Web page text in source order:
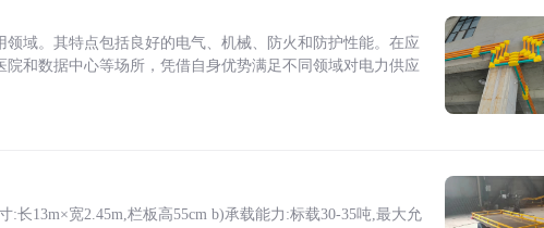
域。其特点包括良好的电气、机械、防火和防护性能。在应
和数据中心等场所，凭借自身优势满足不同领域对电力供应
:长13m×宽2.45m,栏板高55cm b)承载能力:标载30-35吨,最大允